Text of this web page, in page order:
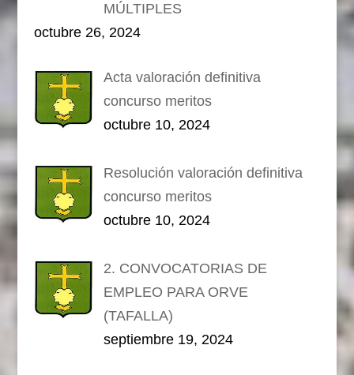
MÚLTIPLES
octubre 26, 2024
Acta valoración definitiva
concurso meritos
octubre 10, 2024
Resolución valoración definitiva
concurso meritos
octubre 10, 2024
2. CONVOCATORIAS DE
EMPLEO PARA ORVE
(TAFALLA)
septiembre 19, 2024